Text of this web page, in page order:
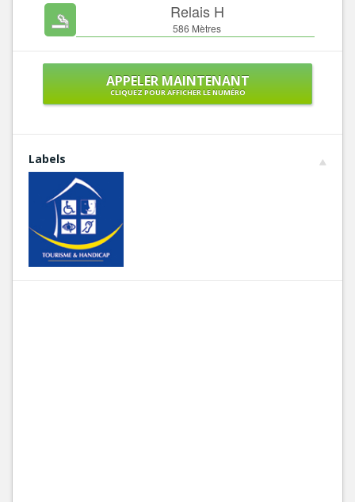
Relais H
586 Mètres
APPELER MAINTENANT
CLIQUEZ POUR AFFICHER LE NUMÉRO
Labels